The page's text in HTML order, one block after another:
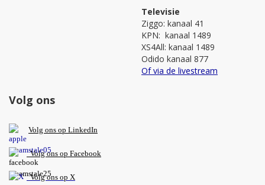
Televisie
Ziggo: kanaal 41
KPN: kanaal 1489
XS4All: kanaal 1489
Odido kanaal 877
Of via de livestream
Volg ons
Volg ons op LinkedIn
Volg ons op Facebook
Volg ons op X